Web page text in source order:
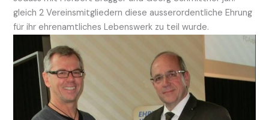
gleich 2 Vereinsmitgliedern diese ausserordentliche Ehrung
für ihr ehrenamtliches Lebenswerk zu teil wurde.